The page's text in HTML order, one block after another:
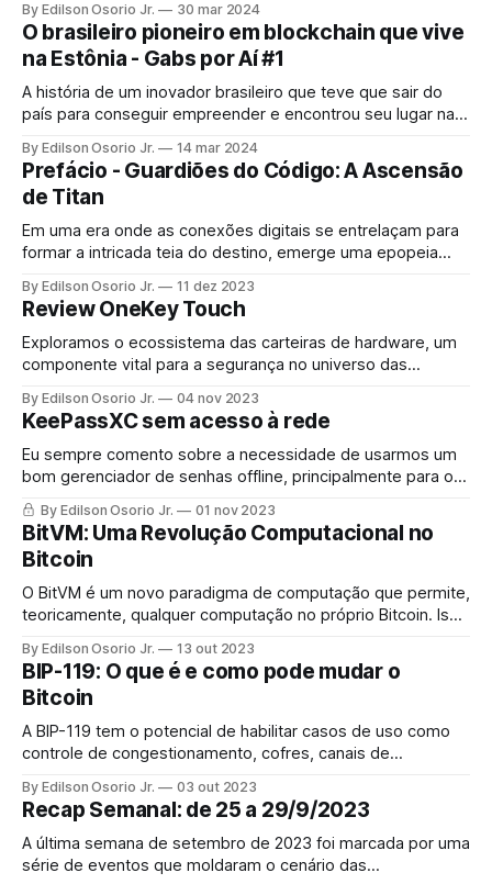
trabalho profissional, não há como cobrir os custos e os
riscos de perder seus bitcoins.
By Edilson Osorio Jr. 30 mar 2024
O brasileiro pioneiro em blockchain que vive
na Estônia - Gabs por Aí #1
A história de um inovador brasileiro que teve que sair do
país para conseguir empreender e encontrou seu lugar na
By Edilson Osorio Jr. 14 mar 2024
Prefácio - Guardiões do Código: A Ascensão
de Titan
Em uma era onde as conexões digitais se entrelaçam para
formar a intricada teia do destino, emerge uma epopeia
liberdade e dominação, e a eterna luta para manter o
equilíbrio e a ordem em um panorama tecnológico em
rápida evolução.
By Edilson Osorio Jr. 11 dez 2023
Review OneKey Touch
Exploramos o ecossistema das carteiras de hardware, um
componente vital para a segurança no universo das
Touch até as complexidades da segurança de chaves
privadas e recuperação de wallets, cobrimos tudo o que
você precisa saber.
By Edilson Osorio Jr. 04 nov 2023
KeePassXC sem acesso à rede
Eu sempre comento sobre a necessidade de usarmos um
bom gerenciador de senhas offline, principalmente para os
serviços mais críticos. Tenho utilizado o KeePassXC de
modo offline localmente, utilizando o snap no linux, ou o
sandbox no MacOS.
By Edilson Osorio Jr. 01 nov 2023
BitVM: Uma Revolução Computacional no
Bitcoin
O BitVM é um novo paradigma de computação que permite,
teoricamente, qualquer computação no próprio Bitcoin. Isso
complexos, aplicações descentralizadas e outras
funcionalidades.
By Edilson Osorio Jr. 13 out 2023
BIP-119: O que é e como pode mudar o
Bitcoin
A BIP-119 tem o potencial de habilitar casos de uso como
controle de congestionamento, cofres, canais de
119 também pode introduzir uma complexidade indesejada
no protocolo do Bitcoin, que poderia comprometer a sua
segurança.
By Edilson Osorio Jr. 03 out 2023
Recap Semanal: de 25 a 29/9/2023
A última semana de setembro de 2023 foi marcada por uma
série de eventos que moldaram o cenário das